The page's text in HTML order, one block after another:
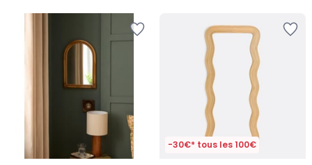
-30€* tous les 100€